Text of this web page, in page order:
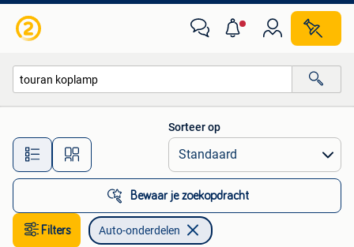
Alle afstanden…
Sorteer op
Bewaar je zoekopdracht
Filters Auto-onderdelen